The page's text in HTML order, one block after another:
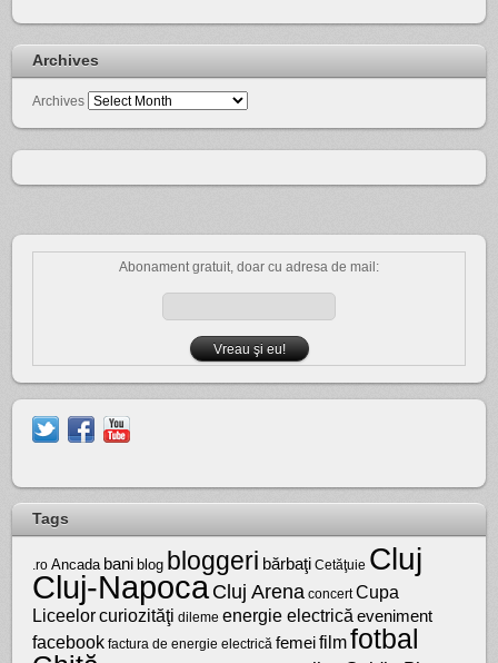
Archives
Archives
Abonament gratuit, doar cu adresa de mail:
Tags
.ro Ancada bani blog bloggeri bărbaţi Cetăţuie Cluj
Cluj-NapocaCluj Arena concert Cupa
Liceelorcuriozităţi dileme energie electrică eveniment
facebook factura de energie electrică femei filmfotbal